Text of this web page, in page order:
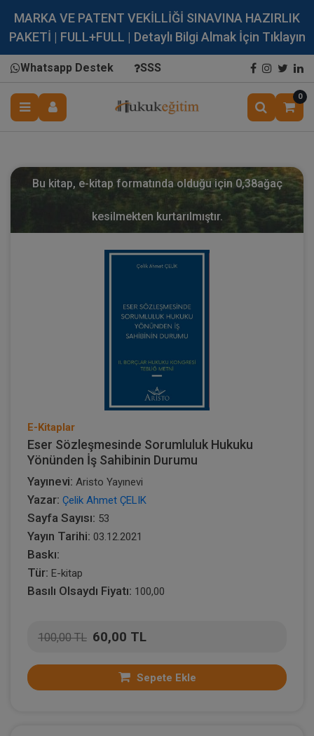
MARKA VE PATENT VEKİLLİĞİ SINAVINA HAZIRLIK
PAKETİ | FULL+FULL | Detaylı Bilgi Almak İçin Tıklayın
Whatsapp Destek SSS
0
Bu kitap, e-kitap formatında olduğu için 0,38ağaç
kesilmekten kurtarılmıştır.
E-Kitaplar
Eser Sözleşmesinde Sorumluluk Hukuku
Yönünden İş Sahibinin Durumu
Yayınevi: Aristo Yayınevi
Yazar: Çelik Ahmet ÇELIK
Sayfa Sayısı: 53
Yayın Tarihi: 03.12.2021
Baskı:
Tür: E-kitap
Basılı Olsaydı Fiyatı: 100,00
100,00 TL 60,00 TL
Sepete Ekle